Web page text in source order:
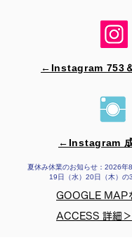
←Instagram 753
←Instagram
夏休み休業のお知らせ：2026年
19日（水）20日（木）
GOOGLE MAP
ACCESS 詳細＞